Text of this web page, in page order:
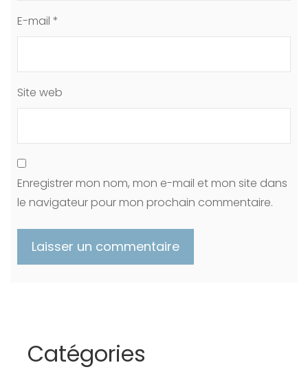
E-mail *
Site web
Enregistrer mon nom, mon e-mail et mon site dans
le navigateur pour mon prochain commentaire.
Catégories